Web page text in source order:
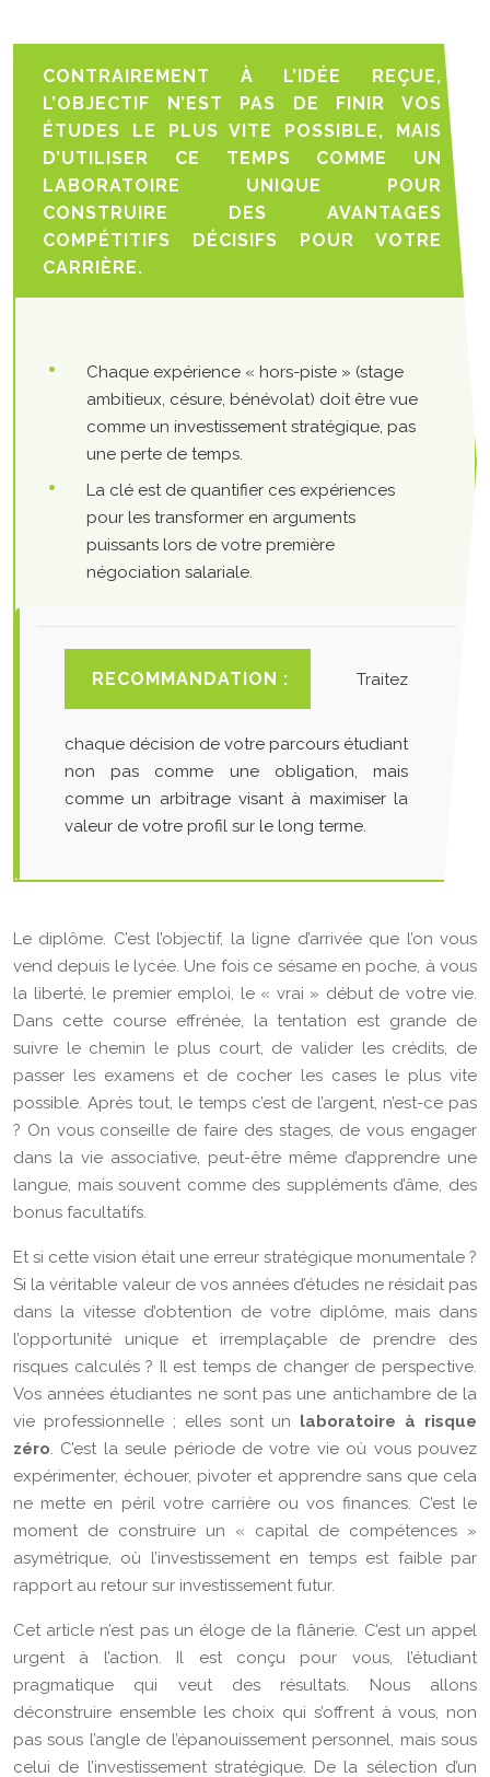
CONTRAIREMENT À L’IDÉE REÇUE,
L’OBJECTIF N’EST PAS DE FINIR VOS
ÉTUDES LE PLUS VITE POSSIBLE, MAIS
D’UTILISER CE TEMPS COMME UN
LABORATOIRE UNIQUE POUR
CONSTRUIRE DES AVANTAGES
COMPÉTITIFS DÉCISIFS POUR VOTRE
CARRIÈRE.
Chaque expérience « hors-piste » (stage
ambitieux, césure, bénévolat) doit être vue
comme un investissement stratégique, pas
une perte de temps.
La clé est de quantifier ces expériences
pour les transformer en arguments
puissants lors de votre première
négociation salariale.
RECOMMANDATION : Traitez
chaque décision de votre parcours étudiant
non pas comme une obligation, mais
comme un arbitrage visant à maximiser la
valeur de votre profil sur le long terme.
Le diplôme. C’est l’objectif, la ligne d’arrivée que l’on vous
vend depuis le lycée. Une fois ce sésame en poche, à vous
la liberté, le premier emploi, le « vrai » début de votre vie.
Dans cette course effrénée, la tentation est grande de
suivre le chemin le plus court, de valider les crédits, de
passer les examens et de cocher les cases le plus vite
possible. Après tout, le temps c’est de l’argent, n’est-ce pas
? On vous conseille de faire des stages, de vous engager
dans la vie associative, peut-être même d’apprendre une
langue, mais souvent comme des suppléments d’âme, des
bonus facultatifs.
Et si cette vision était une erreur stratégique monumentale ?
Si la véritable valeur de vos années d’études ne résidait pas
dans la vitesse d’obtention de votre diplôme, mais dans
l’opportunité unique et irremplaçable de prendre des
risques calculés ? Il est temps de changer de perspective.
Vos années étudiantes ne sont pas une antichambre de la
vie professionnelle ; elles sont un laboratoire à risque
zéro. C’est la seule période de votre vie où vous pouvez
expérimenter, échouer, pivoter et apprendre sans que cela
ne mette en péril votre carrière ou vos finances. C’est le
moment de construire un « capital de compétences »
asymétrique, où l’investissement en temps est faible par
rapport au retour sur investissement futur.
Cet article n’est pas un éloge de la flânerie. C’est un appel
urgent à l’action. Il est conçu pour vous, l’étudiant
pragmatique qui veut des résultats. Nous allons
déconstruire ensemble les choix qui s’offrent à vous, non
pas sous l’angle de l’épanouissement personnel, mais sous
celui de l’investissement stratégique. De la sélection d’un